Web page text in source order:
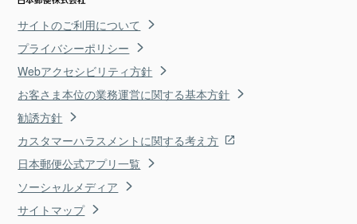
サイトのご利用について
プライバシーポリシー
Webアクセシビリティ方針
お客さま本位の業務運営に関する基本方針
勧誘方針
カスタマーハラスメントに関する考え方
日本郵便公式アプリ一覧
ソーシャルメディア
サイトマップ